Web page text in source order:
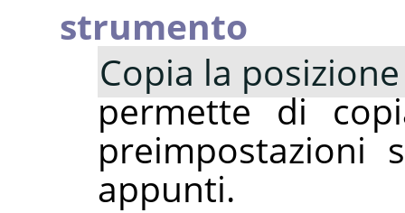
strumento
Copia la
permette di
preimpostazioni
appunti.